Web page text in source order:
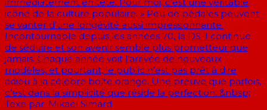
icône de la culture populaire. » Peu de pédales peuvent
se vanter d’une longévité aussi impressionnante.
Incontournable depuis les années 70, la DS-1 continue
de séduire et son avenir semble plus prometteur que
jamais. Chaque année voit l’arrivée de nouveaux
modèles, et pourtant, le public n’est pas prêt à dire
adieu à la célèbre boîte orange. Une preuve que parfois,
c’est dans la simplicité que réside la perfection. &nbsp;
Texe par: Mikaël Simard